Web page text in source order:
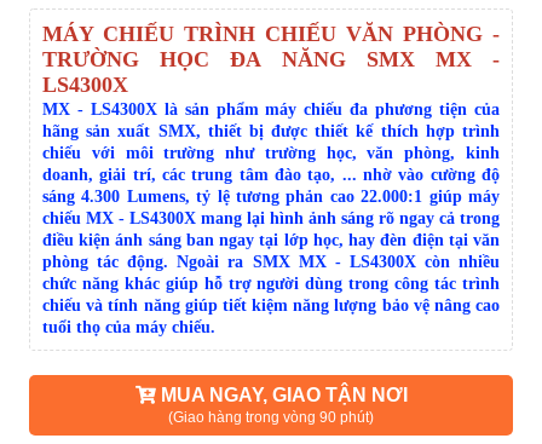
MÁY CHIẾU TRÌNH CHIẾU VĂN PHÒNG -
TRƯỜNG HỌC ĐA NĂNG SMX MX -
LS4300X
MX - LS4300X là sản phẩm máy chiếu đa phương tiện của
hãng sản xuất SMX, thiết bị được thiết kế thích hợp trình
chiếu với môi trường như trường học, văn phòng, kinh
doanh, giải trí, các trung tâm đào tạo, ... nhờ vào cường độ
sáng 4.300 Lumens, tỷ lệ tương phản cao 22.000:1 giúp máy
chiếu MX - LS4300X mang lại hình ảnh sáng rõ ngay cả trong
điều kiện ánh sáng ban ngay tại lớp học, hay đèn điện tại văn
phòng tác động. Ngoài ra SMX MX - LS4300X còn nhiều
chức năng khác giúp hỗ trợ người dùng trong công tác trình
chiếu và tính năng giúp tiết kiệm năng lượng bảo vệ nâng cao
tuổi thọ của máy chiếu.
MUA NGAY, GIAO TẬN NƠI
(Giao hàng trong vòng 90 phút)